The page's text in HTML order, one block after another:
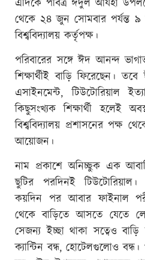
এদিকে পবিত্র ঈদুল আযহা
থেকে ২৪ জুন সোমবার পর্যন্ত ৯
বিশ্ববিদ্যালয় কর্তৃপক্ষ।
পরিবারের সঙ্গে ঈদ আনন্দ
শিক্ষার্থীই বাড়ি ফিরেছেন।
এসাইনমেন্ট, টিউটোরিয়াল
কিছুসংখ্যক শিক্ষার্থী হলেই
বিশ্ববিদ্যালয় প্রশাসনের পক্ষ
আয়োজন।
নাম প্রকাশে অনিচ্ছুক এক
ছুটির পরদিনই
কয়দিন পর আবার ফাইনাল
থেকে বাড়িতে আসতে যেতে
সেজন্য ইচ্ছা থাকা সত্বেও
ক্যান্টিন বন্ধ, হোটেলগুলোও